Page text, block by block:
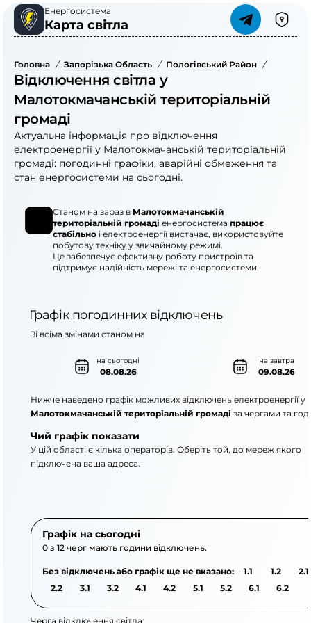
Енергосистема
Карта світла
Головна / Запорізька Область / Пологівський Район /
Відключення світла у
Малотокмачанській територіальній
громаді
Актуальна інформація про відключення
електроенергії у Малотокмачанській територіальній
громаді: погодинні графіки, аварійні обмеження та
стан енергосистеми на сьогодні.
Станом на зараз в Малотокмачанській
територіальній громаді енергосистема працює
стабільно і електроенергії вистачає, використовуйте
побутову техніку у звичайному режимі.
Це забезпечує ефективну роботу пристроїв та
підтримує надійність мережі та енергосистеми.
Графік погодинних відключень
на сьогодні
08.08.26
на завтра
09.08.26
Зі всіма змінами станом на
Нижче наведено графік можливих відключень електроенергії у
Малотокмачанській територіальній громаді за чергами та
Чий графік показати
У цій області є кілька операторів. Оберіть той, до мереж якого
підключена ваша адреса.
Графік на сьогодні
0 з 12 черг мають години відключень.
Без відключень або графік ще не вказано: 1.1 1.2
2.1
2.2
3.1 3.2 4.1 4.2 5.1 5.2 6.1 6.2
Черга відключення світла: